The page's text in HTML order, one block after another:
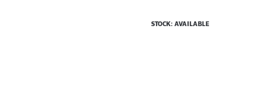
STOCK: AVAILABLE